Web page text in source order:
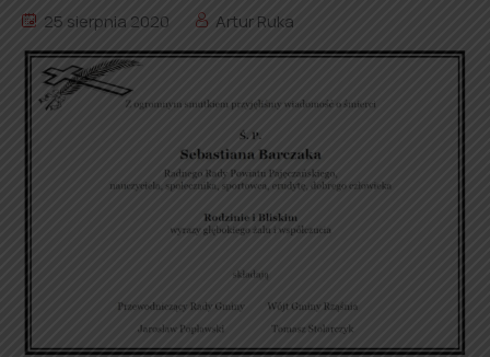
25 sierpnia 2020 Artur Ruka